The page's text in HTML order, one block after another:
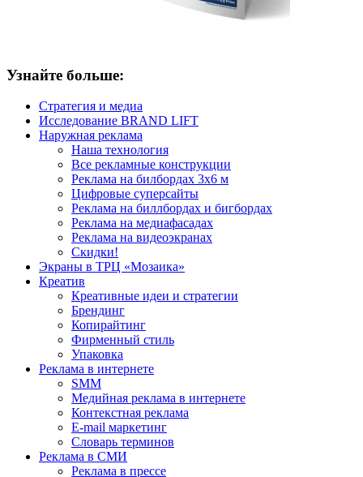
Узнайте больше:
Стратегия и медиа
Исследование BRAND LIFT
Наружная реклама
Наша технология
Все рекламные конструкции
Реклама на билбордах 3х6 м
Цифровые суперсайты
Реклама на биллбордах и бигбордах
Реклама на медиафасадах
Реклама на видеоэкранах
Скидки!
Экраны в ТРЦ «Мозаика»
Креатив
Креативные идеи и стратегии
Брендинг
Копирайтинг
Фирменный стиль
Упаковка
Реклама в интернете
SMM
Медийная реклама в интернете
Контекстная реклама
E-mail маркетинг
Словарь терминов
Реклама в СМИ
Реклама в прессе